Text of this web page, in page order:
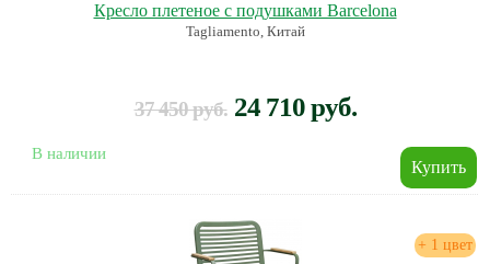
Кресло плетеное с подушками Barcelona
Tagliamento, Китай
37 450 руб. 24 710 руб.
В наличии
+ 1 цвет